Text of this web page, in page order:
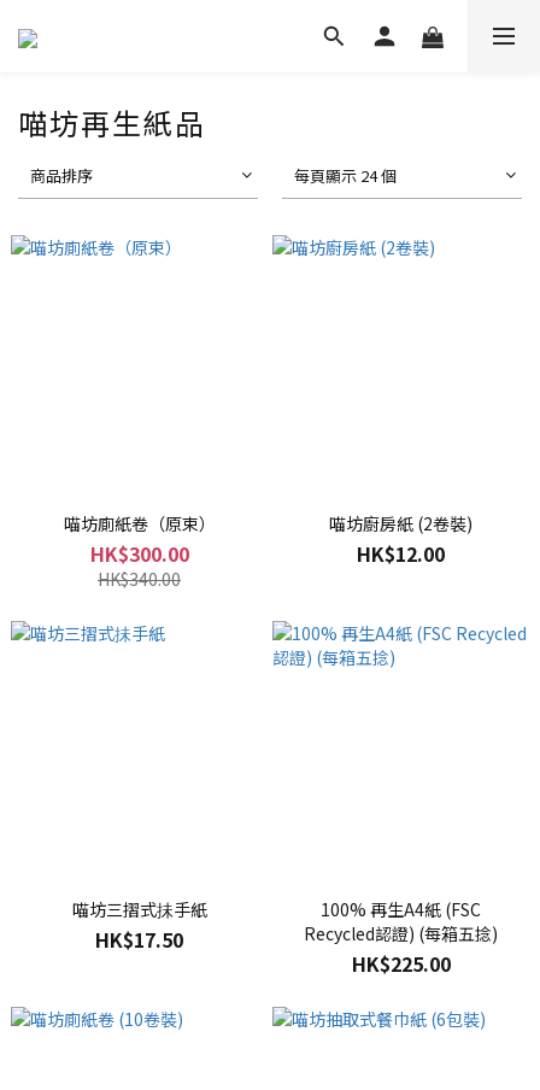
喵坊再生紙品
商品排序 每頁顯示 24 個
喵坊廁紙卷（原束）
HK$300.00
HK$340.00
喵坊廚房紙 (2卷裝)
HK$12.00
喵坊三摺式抺手紙
HK$17.50
100% 再生A4紙 (FSC
Recycled認證) (每箱五捻)
HK$225.00